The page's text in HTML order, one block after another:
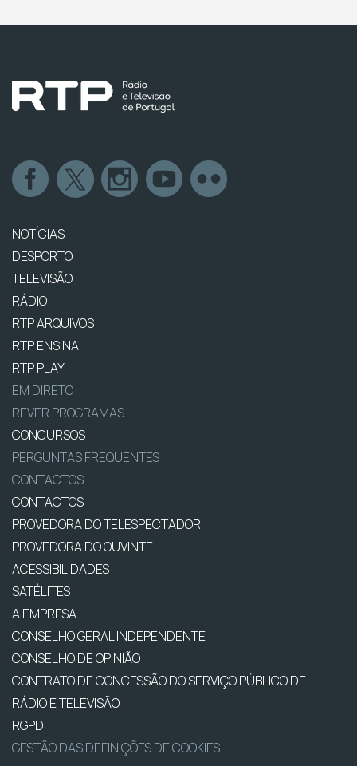
NOTÍCIAS
DESPORTO
TELEVISÃO
RÁDIO
RTP ARQUIVOS
RTP ENSINA
RTP PLAY
EM DIRETO
REVER PROGRAMAS
CONCURSOS
PERGUNTAS FREQUENTES
CONTACTOS
CONTACTOS
PROVEDORA DO TELESPECTADOR
PROVEDORA DO OUVINTE
ACESSIBILIDADES
SATÉLITES
A EMPRESA
CONSELHO GERAL INDEPENDENTE
CONSELHO DE OPINIÃO
CONTRATO DE CONCESSÃO DO SERVIÇO PÚBLICO DE
RÁDIO E TELEVISÃO
RGPD
GESTÃO DAS DEFINIÇÕES DE COOKIES